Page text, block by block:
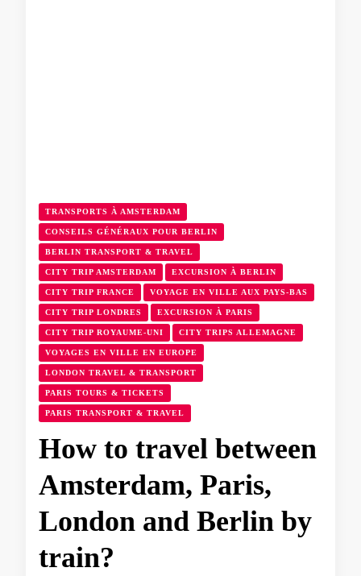
TRANSPORTS À AMSTERDAM
CONSEILS GÉNÉRAUX POUR BERLIN
BERLIN TRANSPORT & TRAVEL
CITY TRIP AMSTERDAM EXCURSION À BERLIN
CITY TRIP FRANCE VOYAGE EN VILLE AUX PAYS-BAS
CITY TRIP LONDRES EXCURSION À PARIS
CITY TRIP ROYAUME-UNI CITY TRIPS ALLEMAGNE
VOYAGES EN VILLE EN EUROPE
LONDON TRAVEL & TRANSPORT
PARIS TOURS & TICKETS
PARIS TRANSPORT & TRAVEL
How to travel between
Amsterdam, Paris,
London and Berlin by
train?